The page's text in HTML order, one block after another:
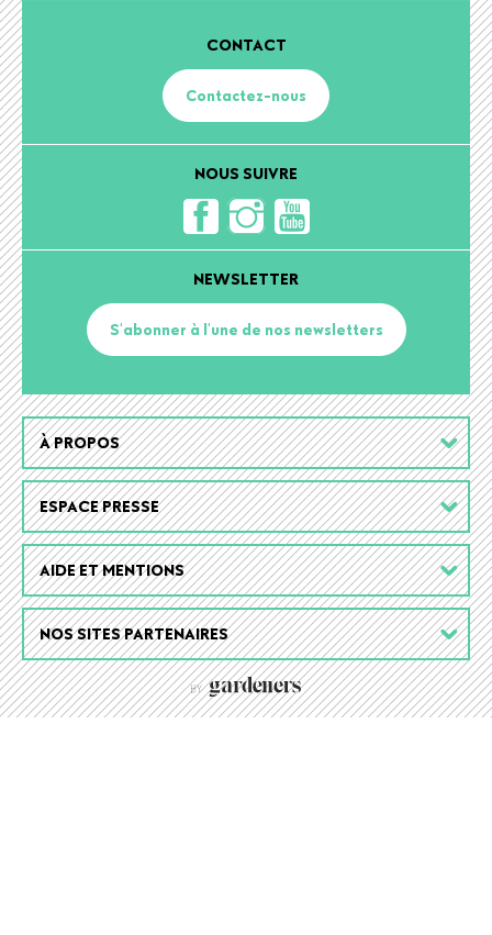
CONTACT
Contactez-nous
NOUS SUIVRE
NEWSLETTER
S'abonner à l'une de nos newsletters
Footer
menu
À PROPOS
ESPACE PRESSE
AIDE ET MENTIONS
NOS SITES PARTENAIRES